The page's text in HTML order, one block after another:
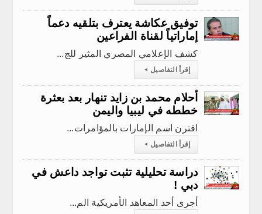
توفيق عكاشة يعترف بتلقيه دعماً
إماراتياً لقناة الفراعين
كشف الإعلامي المصري المثير للج...
إقرأ التفاصيل ◂
أحلام محمد بن زايد تنهار بعد بعثرة
خططه في ليبيا واليمن
اقترن اسم الإمارات بالمؤامرات...
إقرأ التفاصيل ◂
دراسة تحليلية تثبت تواجد داعش في
دبي !
أجرى أحد المعاهد الأمريكية الم...